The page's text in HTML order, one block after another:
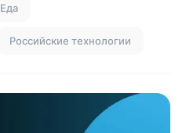
Еда
Российские технологии